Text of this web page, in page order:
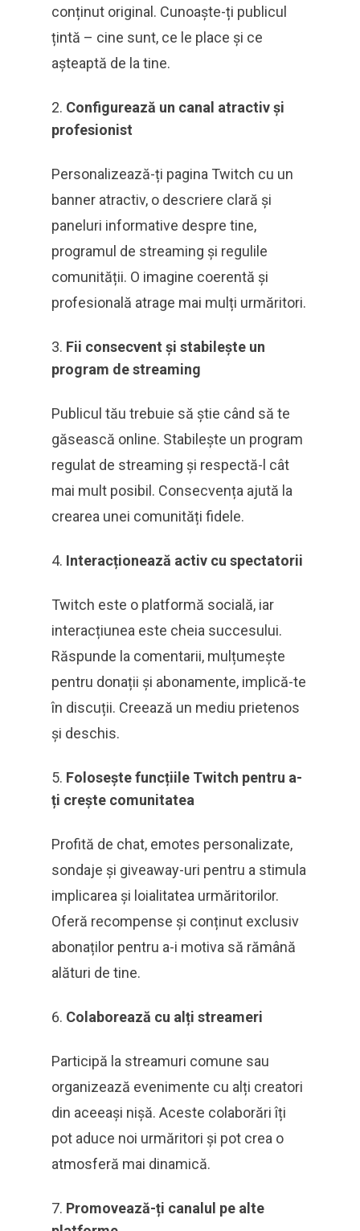
conținut original. Cunoaște-ți publicul
țintă – cine sunt, ce le place și ce
așteaptă de la tine.
Configurează un canal atractiv și
profesionist
Personalizează-ți pagina Twitch cu un
banner atractiv, o descriere clară și
paneluri informative despre tine,
programul de streaming și regulile
comunității. O imagine coerentă și
profesională atrage mai mulți urmăritori.
Fii consecvent și stabilește un
program de streaming
Publicul tău trebuie să știe când să te
găsească online. Stabilește un program
regulat de streaming și respectă-l cât
mai mult posibil. Consecvența ajută la
crearea unei comunități fidele.
Interacționează activ cu spectatorii
Twitch este o platformă socială, iar
interacțiunea este cheia succesului.
Răspunde la comentarii, mulțumește
pentru donații și abonamente, implică-te
în discuții. Creează un mediu prietenos
și deschis.
Folosește funcțiile Twitch pentru a-
ți crește comunitatea
Profită de chat, emotes personalizate,
sondaje și giveaway-uri pentru a stimula
implicarea și loialitatea urmăritorilor.
Oferă recompense și conținut exclusiv
abonaților pentru a-i motiva să rămână
alături de tine.
Colaborează cu alți streameri
Participă la streamuri comune sau
organizează evenimente cu alți creatori
din aceeași nișă. Aceste colaborări îți
pot aduce noi urmăritori și pot crea o
atmosferă mai dinamică.
Promovează-ți canalul pe alte